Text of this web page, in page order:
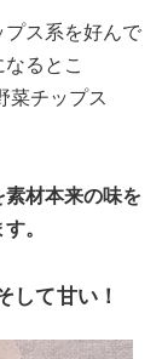
ス系を好んで
るとこ
菜チップス
材本来の味を
。
して甘い！